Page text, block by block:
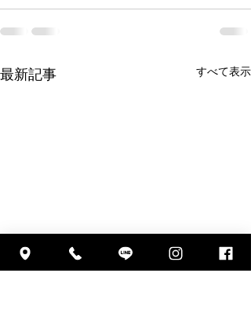
最新記事 すべて表示